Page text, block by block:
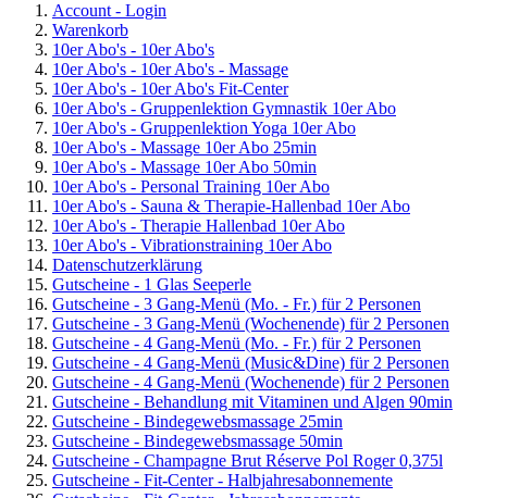
Account - Login
Warenkorb
10er Abo's - 10er Abo's
10er Abo's - 10er Abo's - Massage
10er Abo's - 10er Abo's Fit-Center
10er Abo's - Gruppenlektion Gymnastik 10er Abo
10er Abo's - Gruppenlektion Yoga 10er Abo
10er Abo's - Massage 10er Abo 25min
10er Abo's - Massage 10er Abo 50min
10er Abo's - Personal Training 10er Abo
10er Abo's - Sauna & Therapie-Hallenbad 10er Abo
10er Abo's - Therapie Hallenbad 10er Abo
10er Abo's - Vibrationstraining 10er Abo
Datenschutzerklärung
Gutscheine - 1 Glas Seeperle
Gutscheine - 3 Gang-Menü (Mo. - Fr.) für 2 Personen
Gutscheine - 3 Gang-Menü (Wochenende) für 2 Personen
Gutscheine - 4 Gang-Menü (Mo. - Fr.) für 2 Personen
Gutscheine - 4 Gang-Menü (Music&Dine) für 2 Personen
Gutscheine - 4 Gang-Menü (Wochenende) für 2 Personen
Gutscheine - Behandlung mit Vitaminen und Algen 90min
Gutscheine - Bindegewebsmassage 25min
Gutscheine - Bindegewebsmassage 50min
Gutscheine - Champagne Brut Réserve Pol Roger 0,375l
Gutscheine - Fit-Center - Halbjahresabonnemente